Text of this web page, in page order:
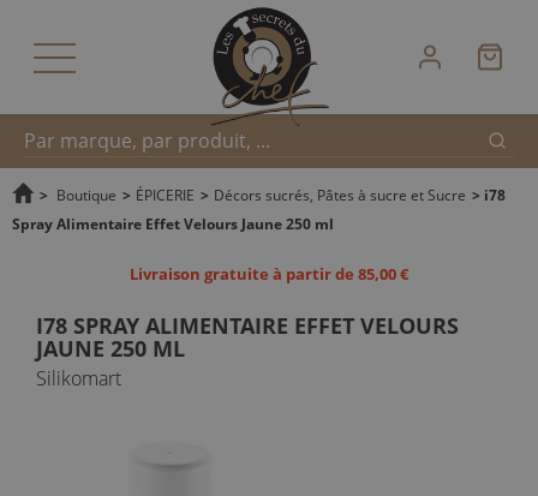
Recherche
> Boutique > ÉPICERIE > Décors sucrés, Pâtes à sucre et Sucre > i78
Spray Alimentaire Effet Velours Jaune 250 ml
Livraison gratuite à partir de 85,00 €
I78 SPRAY ALIMENTAIRE EFFET VELOURS
JAUNE 250 ML
Silikomart